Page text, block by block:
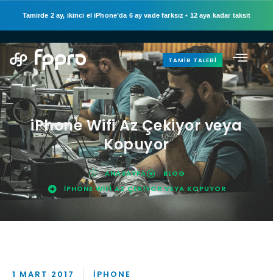
Tamirde 2 ay, ikinci el iPhone’da 6 ay vade farksız • 12 aya kadar taksit
TAMIR TALEBI
iPhone Wifi Az Çekiyor veya
Kopuyor
ANASAYFA
BLOG
IPHONE WIFI AZ ÇEKIYOR VEYA KOPUYOR
1 MART 2017 IPHONE